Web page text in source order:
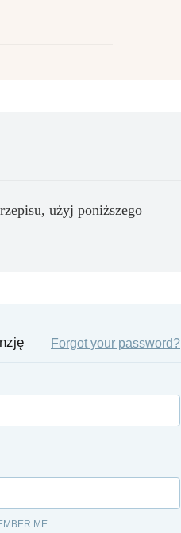
użyj poniższego
Forgot your password?
ME